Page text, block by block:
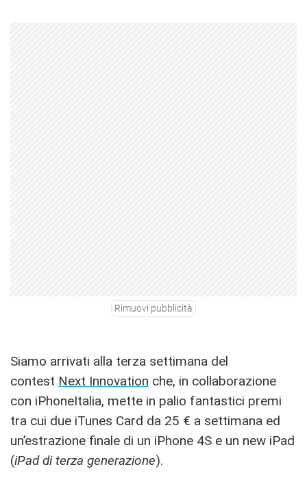
Rimuovi pubblicità
Siamo arrivati alla terza settimana del
contest Next Innovation che, in collaborazione
con iPhoneItalia, mette in palio fantastici premi
tra cui due iTunes Card da 25 € a settimana ed
un’estrazione finale di un iPhone 4S e un new iPad
(iPad di terza generazione).